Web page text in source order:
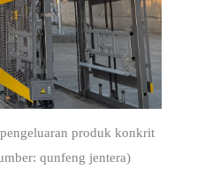
produk konkrit
qunfeng jentera)